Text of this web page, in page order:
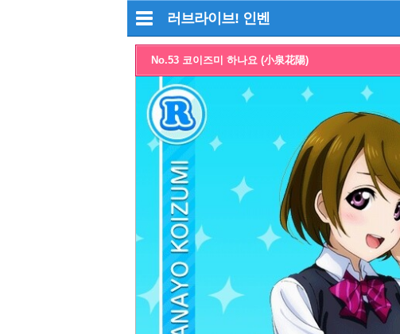
러브라이브! 인벤
No.53 코이즈미 하나요 (小泉花陽)